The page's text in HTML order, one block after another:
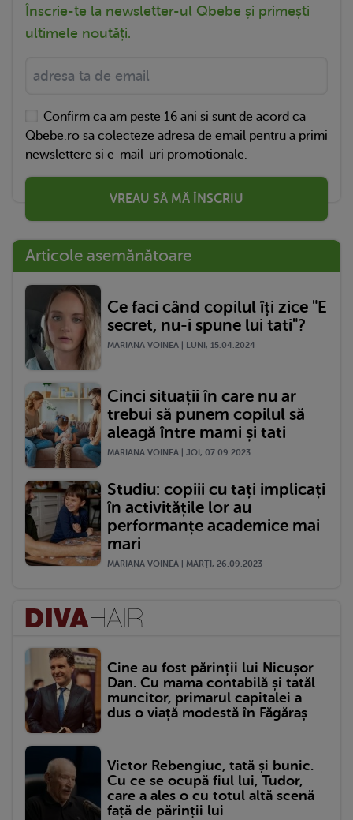
Înscrie-te la newsletter-ul Qbebe și primești
ultimele noutăți.
Confirm ca am peste 16 ani si sunt de acord ca
Qbebe.ro sa colecteze adresa de email pentru a primi
newslettere si e-mail-uri promotionale.
VREAU SĂ MĂ ÎNSCRIU
Articole asemănătoare
Ce faci când copilul îți zice "E
secret, nu-i spune lui tati"?
MARIANA VOINEA | LUNI, 15.04.2024
Cinci situații în care nu ar
trebui să punem copilul să
aleagă între mami și tati
MARIANA VOINEA | JOI, 07.09.2023
Studiu: copiii cu tați implicați
în activitățile lor au
performanțe academice mai
mari
MARIANA VOINEA | MARŢI, 26.09.2023
Cine au fost părinții lui Nicușor
Dan. Cu mama contabilă și tatăl
muncitor, primarul capitalei a
dus o viață modestă în Făgăraș
Victor Rebengiuc, tată și bunic.
Cu ce se ocupă fiul lui, Tudor,
care a ales o cu totul altă scenă
față de părinții lui